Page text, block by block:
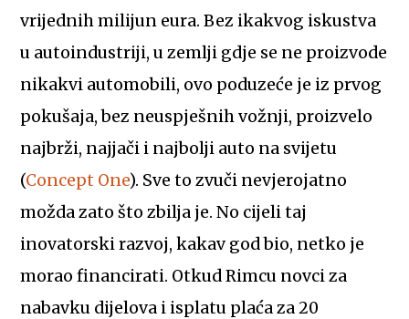
vrijednih milijun eura. Bez ikakvog iskustva
u autoindustriji, u zemlji gdje se ne proizvode
nikakvi automobili, ovo poduzeće je iz prvog
pokušaja, bez neuspješnih vožnji, proizvelo
najbrži, najjači i najbolji auto na svijetu
(Concept One). Sve to zvuči nevjerojatno
možda zato što zbilja je. No cijeli taj
inovatorski razvoj, kakav god bio, netko je
morao financirati. Otkud Rimcu novci za
nabavku dijelova i isplatu plaća za 20